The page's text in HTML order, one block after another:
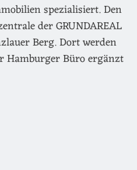
spezialisiert. Den
der GRUNDAREAL
Berg. Dort werden
Hamburger Büro ergänzt